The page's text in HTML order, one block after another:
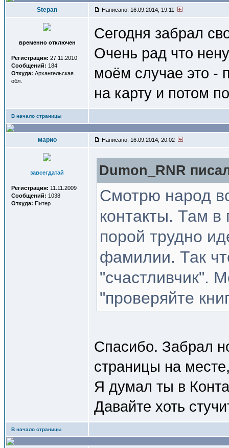
Stepan Написано: 16.09.2014, 19:11
временно отключен
Регистрация: 27.11.2010
Сообщений: 184
Откуда: Архангельская
обл.
Сегодня забрал
Очень рад что
моём случае это -
на карту и потом
В начало страницы
марио Написано: 16.09.2014, 20:02
завсегдатай
Регистрация: 11.11.2009
Сообщений: 1038
Откуда: Питер
Dumon_RNR
Смотрю народ
контакты. Там
порой трудно
фамилии. Так
"счастливчик".
"проверяйте
Спасибо. Забрал
страницы на
Я думал ты в
Давайте хоть
В начало страницы